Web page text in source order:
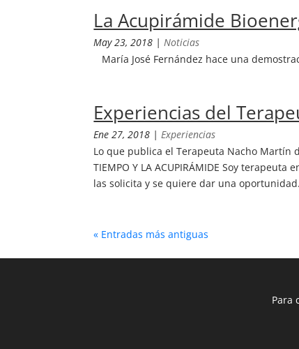
La Acupirámide
May 23, 2018 |Noticias
María José Fernández hace una
Experiencias del
Ene 27, 2018 |Experiencias
Lo que publica el Terapeuta Nacho Martín
TIEMPO Y LA ACUPIRÁMIDE Soy
las solicita y se quiere dar una
« Entradas más antiguas
Para